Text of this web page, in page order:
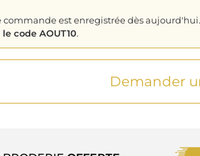
commande est enregistrée dès
code AOUT10.
Demander